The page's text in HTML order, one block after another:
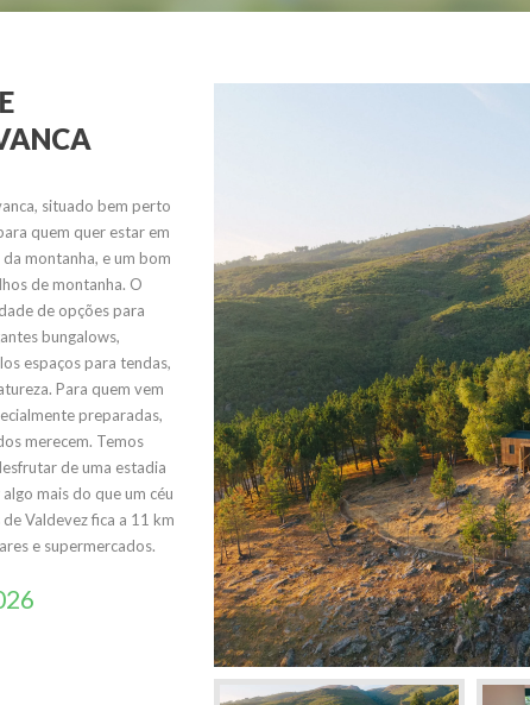
situado bem perto
quem quer estar em
montanha, e um bom
de montanha. O
de opções para
bungalows,
espaços para tendas,
Para quem vem
preparadas,
merecem. Temos
de uma estadia
mais do que um céu
Valdevez fica a 11 km
e supermercados.